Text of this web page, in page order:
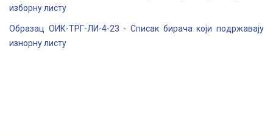
изборну листу
Образац ОИК-ТРГ-ЛИ-4-23 - Списак бирача који подржавају
изнорну листу